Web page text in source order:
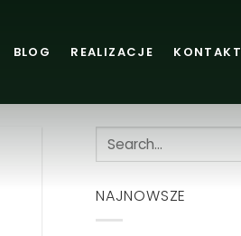
BLOG REALIZACJE KONTAKT
NAJNOWSZE